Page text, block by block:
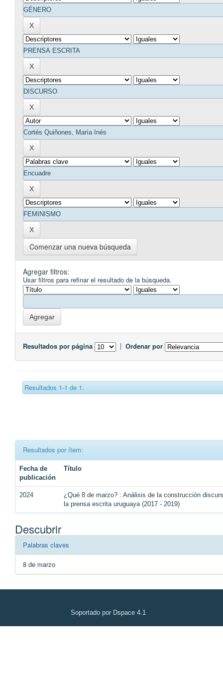
Comenzar una nueva búsqueda
Agregar filtros:
Usar filtros para refinar el resultado de la búsqueda.
Resultados por página | Ordenar por
Resultados 1-1 de 1.
Resultados por ítem:
Fecha de
publicación
Título
2024
¿Qué 8 de marzo? : Análisis de la construcción
la prensa escrita uruguaya (2017 - 2019)
Descubrir
Palabras claves
8 de marzo
Soportado por Dspace 4.1